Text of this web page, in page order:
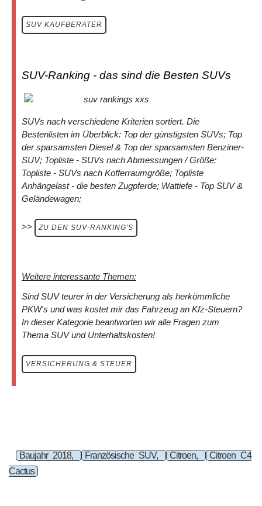
SUV KAUFBERATER
SUV-Ranking - das sind die Besten SUVs
SUVs nach verschiedene Kriterien sortiert. Die
Bestenlisten im Überblick: Top der günstigsten SUVs; Top
der sparsamsten Diesel & Top der sparsamsten Benziner-
SUV; Topliste - SUVs nach Abmessungen / Größe;
Topliste - SUVs nach Kofferraumgröße; Topliste
Anhängelast - die besten Zugpferde; Wattiefe - Top SUV &
Geländewagen;
>> ZU DEN SUV-RANKING'S
Weitere interessante Themen:
Sind SUV teurer in der Versicherung als herkömmliche
PKW's und was kostet mir das Fahrzeug an Kfz-Steuern?
In dieser Kategorie beantworten wir alle Fragen zum
Thema SUV und Unterhaltskosten!
VERSICHERUNG & STEUER
Baujahr 2018, Französische SUV, Citroen,
Citroen C4
Cactus